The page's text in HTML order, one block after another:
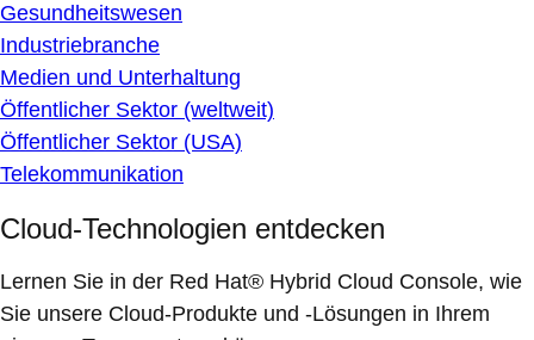
Gesundheitswesen
Industriebranche
Medien und Unterhaltung
Öffentlicher Sektor (weltweit)
Öffentlicher Sektor (USA)
Telekommunikation
Cloud-Technologien entdecken
Lernen Sie in der Red Hat® Hybrid Cloud Console, wie
Sie unsere Cloud-Produkte und -Lösungen in Ihrem